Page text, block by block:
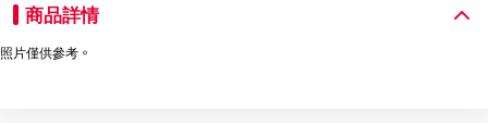
商品詳情
照片僅供參考。